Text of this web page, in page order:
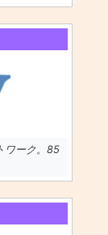
ワーク。85